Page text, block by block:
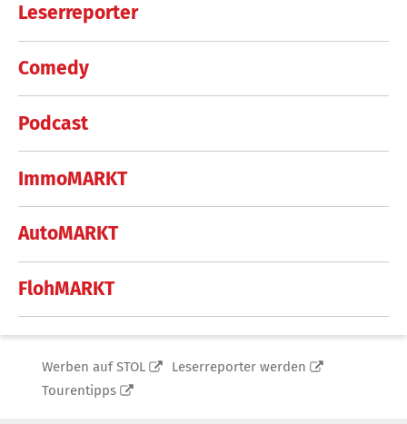
Leserreporter
Comedy
Podcast
ImmoMARKT
AutoMARKT
FlohMARKT
Werben auf STOL
Leserreporter werden
Tourentipps